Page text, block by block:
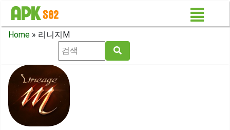
Home » 리니지M